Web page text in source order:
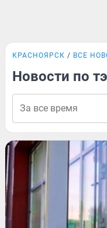
КРАСНОЯРСК ВСЕ
Новости по